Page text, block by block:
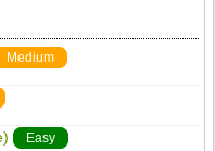
Medium
Easy